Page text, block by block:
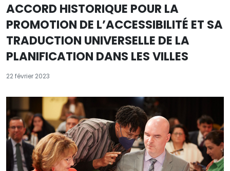
ACCORD HISTORIQUE POUR LA
PROMOTION DE L’ACCESSIBILITÉ ET SA
TRADUCTION UNIVERSELLE DE LA
PLANIFICATION DANS LES VILLES
22 février 2023